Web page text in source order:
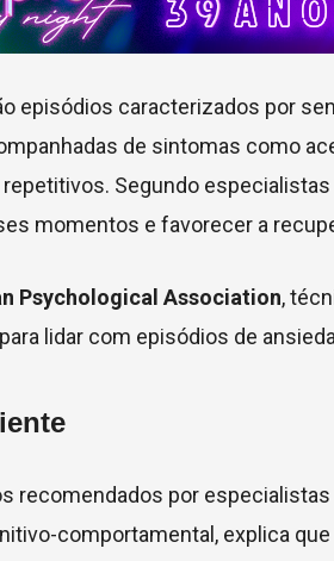
episódios caracterizados por
de sintomas como
Segundo
momentos e favorecer a
Psychological Association,
lidar com episódios de
recomendados por
comportamental, explica